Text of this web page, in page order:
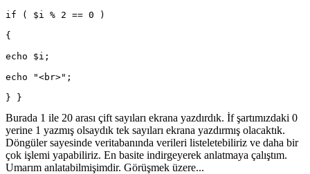
if ( $i % 2 == 0 )
{
echo $i;
echo "<br>";
} }
Burada 1 ile 20 arası çift sayıları ekrana yazdırdık. İf şartımızdaki 0
yerine 1 yazmış olsaydık tek sayıları ekrana yazdırmış olacaktık.
Döngüler sayesinde veritabanında verileri listeletebiliriz ve daha bir
çok işlemi yapabiliriz. En basite indirgeyerek anlatmaya çalıştım.
Umarım anlatabilmişimdir. Görüşmek üzere...